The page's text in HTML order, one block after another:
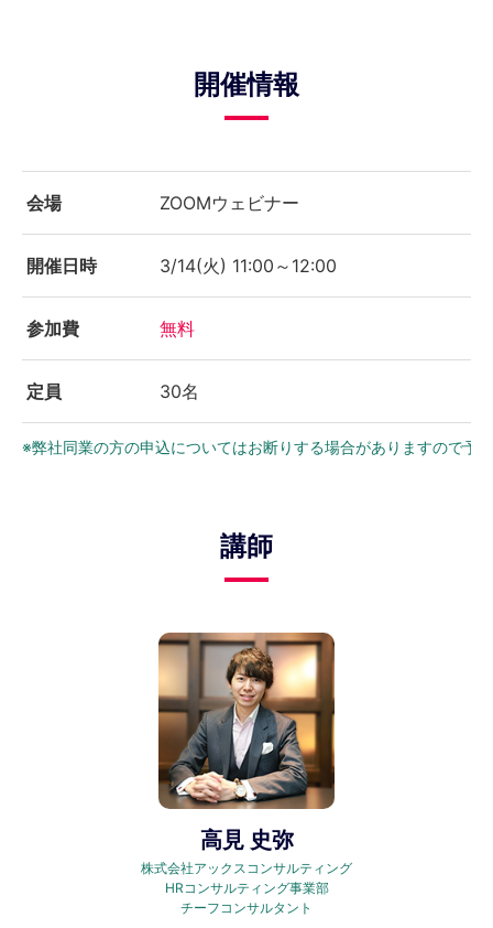
開催情報
会場 ZOOMウェビナー
開催日時 3/14(火) 11:00～12:00
参加費 無料
定員 30名
※弊社同業の方の申込についてはお断りする場合がありますので予
講師
高見 史弥
株式会社アックスコンサルティング
HRコンサルティング事業部
チーフコンサルタント